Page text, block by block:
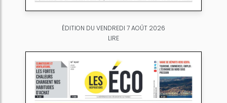
ÉDITION DU VENDREDI 7 AOÛT 2026
LIRE